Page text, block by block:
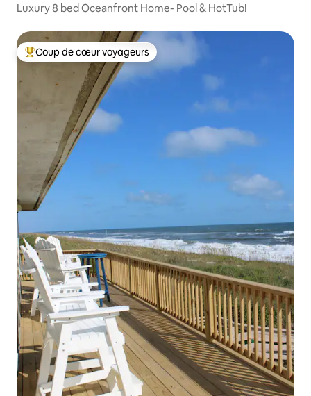
Luxury 8 bed Oceanfront Home- Pool & HotTub!
Coups de cœur voyageurs les plus appréciés
Coup de cœur voyageurs